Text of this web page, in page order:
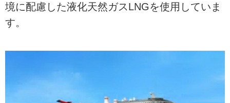
境に配慮した液化天然ガスLNGを使用していま
す。